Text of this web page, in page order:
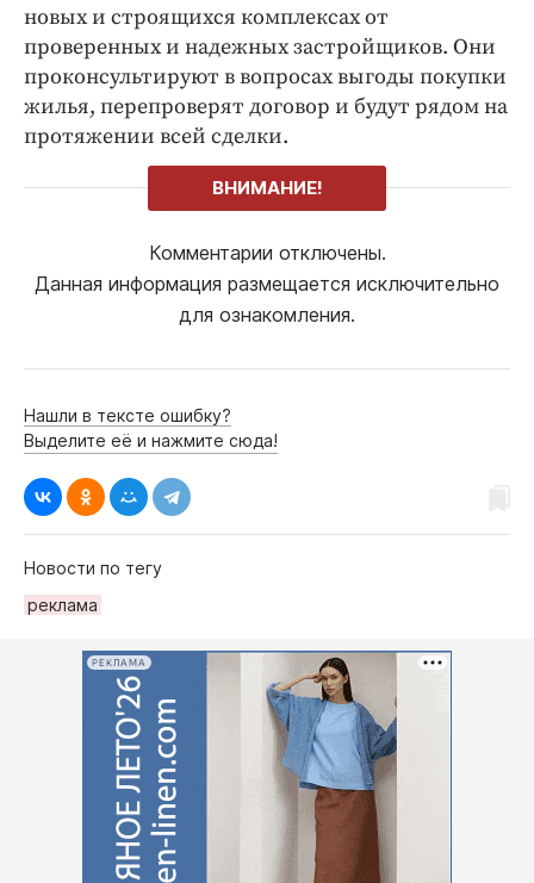
новых и строящихся комплексах от
проверенных и надежных застройщиков. Они
проконсультируют в вопросах выгоды покупки
жилья, перепроверят договор и будут рядом на
протяжении всей сделки.
ВНИМАНИЕ!
Комментарии отключены.
Данная информация размещается исключительно
для ознакомления.
Нашли в тексте ошибку?
Выделите её и нажмите сюда!
Новости по тегу
рeклама
РЕКЛАМА